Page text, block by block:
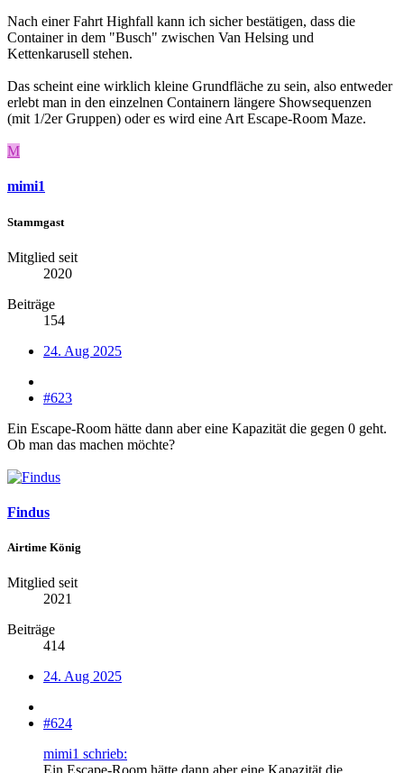
Nach einer Fahrt Highfall kann ich sicher bestätigen, dass die
Container in dem "Busch" zwischen Van Helsing und
Kettenkarusell stehen.
Das scheint eine wirklich kleine Grundfläche zu sein, also entweder
erlebt man in den einzelnen Containern längere Showsequenzen
(mit 1/2er Gruppen) oder es wird eine Art Escape-Room Maze.
M
mimi1
Stammgast
Mitglied seit
2020
Beiträge
154
24. Aug 2025
#623
Ein Escape-Room hätte dann aber eine Kapazität die gegen 0 geht.
Ob man das machen möchte?
Findus
Airtime König
Mitglied seit
2021
Beiträge
414
24. Aug 2025
#624
mimi1 schrieb: